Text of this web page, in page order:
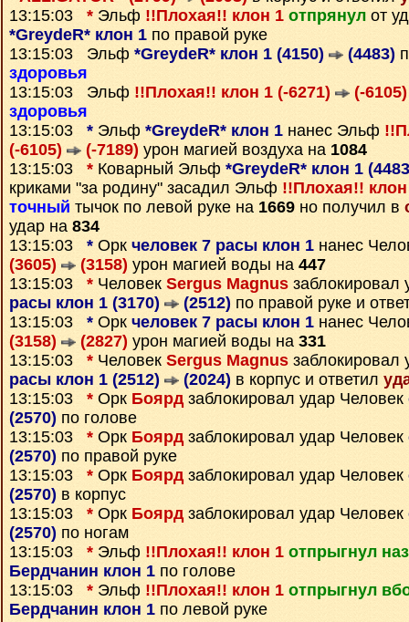
13:15:03 * Эльф !!Плохая!! клон 1 отпрянул от
*GreydeR* клон 1 по правой руке
13:15:03 Эльф *GreydeR* клон 1 (4150) (4483)
здоровья
13:15:03 Эльф !!Плохая!! клон 1 (-6271) (-6105)
здоровья
13:15:03 * Эльф *GreydeR* клон 1 нанес Эльф
(-6105)
(-7189) урон магией воздуха на 1084
13:15:03 * Коварный Эльф *GreydeR* клон 1
криками "за родину" засадил Эльф !!Плохая!!
точный тычок по левой руке на 1669 но получил в
удар на 834
13:15:03 * Орк человек 7 расы клон 1 нанес
(3605)
(3158) урон магией воды на 447
13:15:03 * Человек Sergus Magnus заблокировал
расы клон 1 (3170)
(2512) по правой руке и
13:15:03 * Орк человек 7 расы клон 1 нанес
(3158)
(2827) урон магией воды на 331
13:15:03 * Человек Sergus Magnus заблокировал
расы клон 1 (2512)
(2024) в корпус и ответил
13:15:03 * Орк Боярдзаблокировал удар Человек
(2570) по голове
13:15:03 * Орк Боярдзаблокировал удар Человек
(2570) по правой руке
13:15:03 * Орк Боярдзаблокировал удар Человек
(2570) в корпус
13:15:03 * Орк Боярдзаблокировал удар Человек
(2570) по ногам
13:15:03 * Эльф !!Плохая!! клон 1 отпрыгнул
Бердчанин клон 1 по голове
13:15:03 * Эльф !!Плохая!! клон 1 отпрыгнул
Бердчанин клон 1 по левой руке